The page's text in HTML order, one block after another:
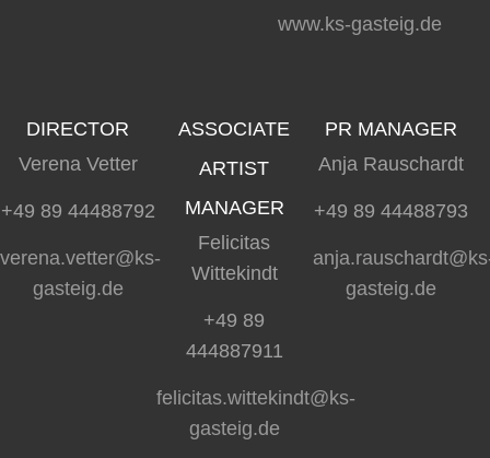
www.ks-gasteig.de
DIRECTOR
Verena Vetter
+49 89 44488792
verena.vetter@ks-
gasteig.de
ASSOCIATE
ARTIST
MANAGER
Felicitas
Wittekindt
+49 89
444887911
felicitas.wittekindt@ks-
gasteig.de
PR MANAGER
Anja Rauschardt
+49 89 44488793
gasteig.de